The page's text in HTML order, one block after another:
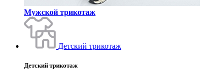
Мужской трикотаж
Детский трикотаж
Детский трикотаж